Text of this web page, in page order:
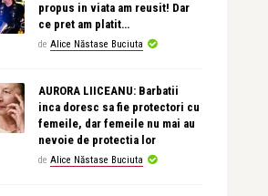
propus in viata am reusit! Dar
ce pret am platit…
de Alice Năstase Buciuta
AURORA LIICEANU: Barbatii
inca doresc sa fie protectori cu
femeile, dar femeile nu mai au
nevoie de protectia lor
de Alice Năstase Buciuta